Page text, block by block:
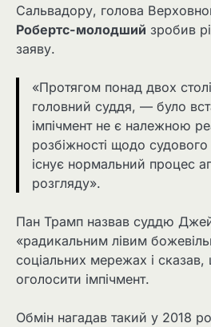
Сальвадору, голова
Робертс-молодший зробив
заяву.
«Протягом понад двох
головний суддя, — було
імпічмент не є належною
розбіжності щодо
існує нормальний процес
розгляду».
Пан Трамп назвав суддю
«радикальним лівим
соціальних мережах і
оголосити імпічмент.
Обмін нагадав такий у 2018